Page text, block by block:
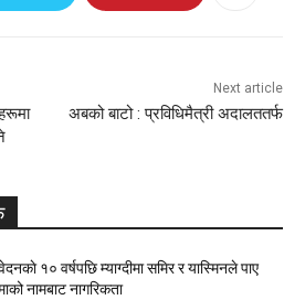
Next article
अबको बाटो : प्रविधिमैत्री अदालततर्फ
१० वर्षपछि म्याग्दीमा समिर र यास्मिनले पाए
नामबाट नागरिकता